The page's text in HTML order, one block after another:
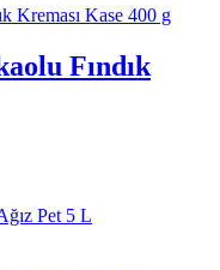
Fındık